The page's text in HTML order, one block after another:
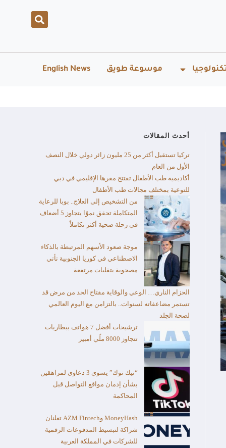
موسوعة طويق English News
أحدث المقالات
تركيا تستقبل أكثر من 25 مليون زائر دولي خلال النصف
الأول من العام​
أكاديمية طب الأطفال تفتتح مقرها الإقليمي في دبي
للتوعية بمختلف مجالات طب الأطفال
من التشخيص إلى العلاج.. بوبا للرعاية
المتكاملة تحقق نموًا يتجاوز 5 أضعاف
في رحلة صحية أكثر تكاملاً
موجة صعود الأسهم المرتبطة بالذكاء
الاصطناعي في كوريا الجنوبية تأتي
مصحوبة بتقلبات مرتفعة
الحزام الناري… الوعي والوقاية مفتاح الحد من مرض قد
تستمر مضاعفاته لسنوات.. بالتزامن مع اليوم العالمي
لصحة الجلد
ترشيحات أفضل 7 هواتف ببطاريات
تتجاوز 8000 ملّي أمبير
“تيك توك” يسوي 3 دعاوى لمراهقين
بشأن إدمان مواقع التواصل قبل
المحاكمة
MoneyHash وAZM Fintech تعلنان
شراكة لتبسيط المدفوعات الرقمية
للشركات في المملكة العربية